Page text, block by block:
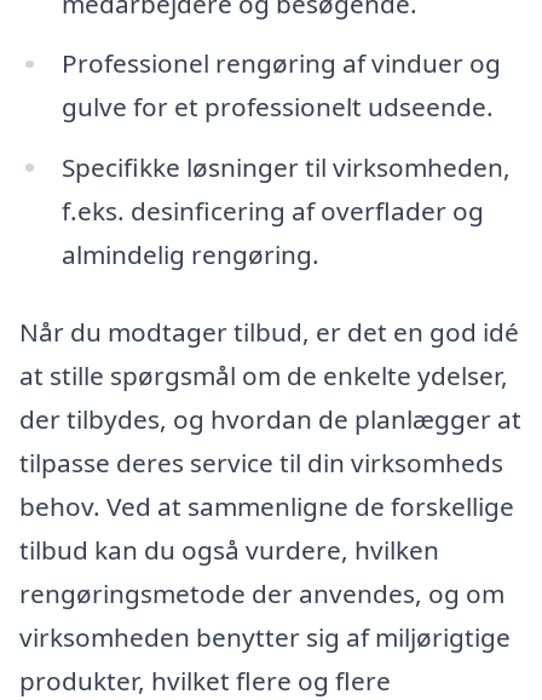
Professionel rengøring af vinduer og
gulve for et professionelt udseende.
Specifikke løsninger til virksomheden,
f.eks. desinficering af overflader og
almindelig rengøring.
Når du modtager tilbud, er det en god idé
at stille spørgsmål om de enkelte ydelser,
der tilbydes, og hvordan de planlægger at
tilpasse deres service til din virksomheds
behov. Ved at sammenligne de forskellige
tilbud kan du også vurdere, hvilken
rengøringsmetode der anvendes, og om
virksomheden benytter sig af miljørigtige
produkter, hvilket flere og flere